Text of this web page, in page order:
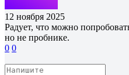
12 ноября 2025
Радует, что можно
но не пробнике.
0 0